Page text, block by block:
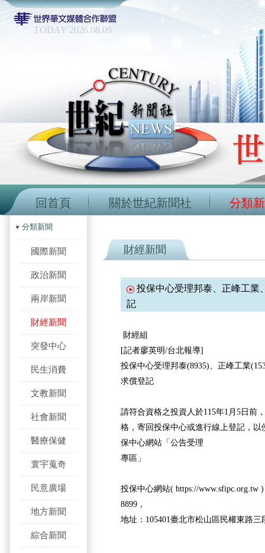
TODAY 2026.08.09
回首頁 關於世紀新聞社 分類
分類新聞
國際新聞
政治新聞
兩岸新聞
財經新聞
突發中心
民生消費
文教新聞
社會新聞
醫療保健
寰宇蒐奇
民意廣場
地方新聞
綜合新聞
財經新聞
投保中心受理邦泰、正峰工業
記
財經組
[記者廖英明/台北報導]
投保中心受理邦泰(8935)、正峰工業
求償登記
請符合資格之投資人於115年1月5日前
格，寄回投保中心或進行線上登記，
保中心網站「公告受理
專區」
投保中心網站( https://www.sfipc.org.tw
8899，
地址：105401臺北市松山區民權東路三